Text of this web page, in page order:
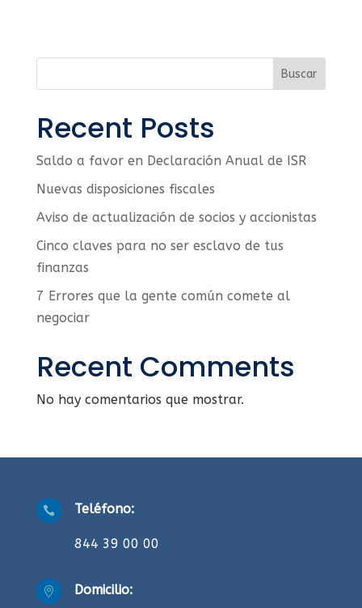
Buscar
Recent Posts
Saldo a favor en Declaración Anual de ISR
Nuevas disposiciones fiscales
Aviso de actualización de socios y accionistas
Cinco claves para no ser esclavo de tus
finanzas
7 Errores que la gente común comete al
negociar
Recent Comments
No hay comentarios que mostrar.
 Teléfono:
844 39 00 00
 Domicilio: